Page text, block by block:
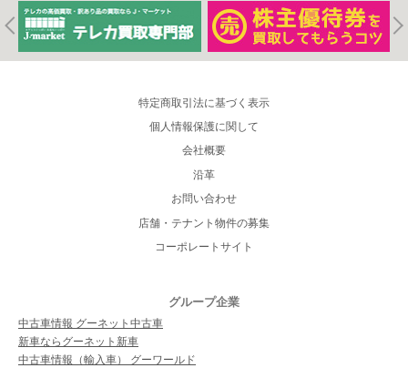
特定商取引法に基づく表示
個人情報保護に関して
会社概要
沿革
お問い合わせ
店舗・テナント物件の募集
コーポレートサイト
グループ企業
中古車情報 グーネット中古車
新車ならグーネット新車
中古車情報（輸入車） グーワールド